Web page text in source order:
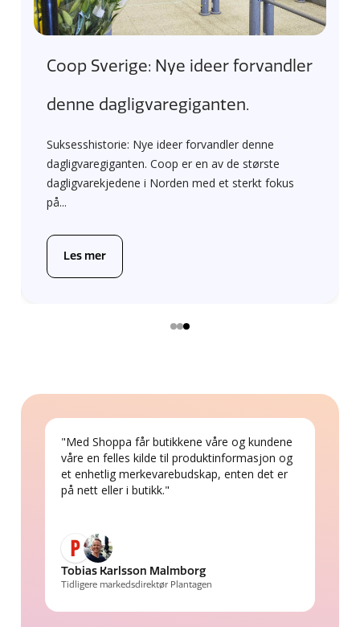
tvers av landegrenser. Ved å bruke Shoppas
skiltplattform optimaliserte Power sin
butikkommunikasjon med full kontroll...
Les mer
"Med Shoppa får butikkene våre og kundene
våre en felles kilde til produktinformasjon og
et enhetlig merkevarebudskap, enten det er
på nett eller i butikk."
Tobias Karlsson Malmborg
Tidligere markedsdirektør Plantagen